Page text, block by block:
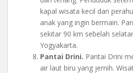
kapal wisata kecil dan
anak yang ingin bermain.
sekitar 90 km sebelah
Yogyakarta.
Pantai Drini. Pantai Drini
air laut biru yang jernih.